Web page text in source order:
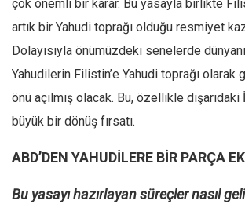
Avustralya
Tarih
Düşünce
Dosyalar
çok önemli bir karar. Bu yasayla birlikte
artık bir Yahudi toprağı olduğu resmiyet
Dolayısıyla önümüzdeki senelerde
Yahudilerin Filistin’e Yahudi toprağı olarak
önü açılmış olacak. Bu, özellikle
büyük bir dönüş fırsatı.
ABD’DEN YAHUDİLERE BİR PARÇA
Bu yasayı hazırlayan süreçler nasıl